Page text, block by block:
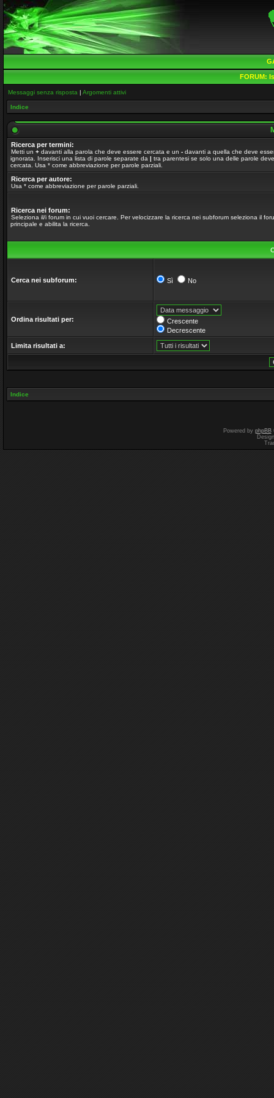
FORUM:
Messaggi senza risposta | Argomenti attivi
Indice
Ricerca per termini:
Metti un + davanti alla parola che deve essere cercata e un - davanti a quella che deve
ignorata. Inserisci una lista di parole separate da | tra parentesi se solo una delle parole
cercata. Usa * come abbreviazione per parole parziali.
Ricerca per autore:
Usa * come abbreviazione per parole parziali.
Ricerca nei forum:
Seleziona il/i forum in cui vuoi cercare. Per velocizzare la ricerca nei subforum seleziona il
principale e abilita la ricerca.
Cerca nei subforum: Sì No
Ordina risultati per:
Crescente
Decrescente
Limita risultati a:
Indice
Powered by phpBB